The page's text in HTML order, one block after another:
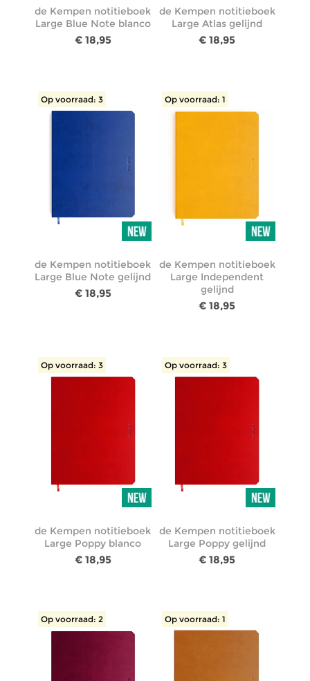
de Kempen notitieboek
Large Blue Note blanco
€ 18,95
de Kempen notitieboek
Large Atlas gelijnd
€ 18,95
Op voorraad: 3
de Kempen notitieboek
Large Blue Note gelijnd
€ 18,95
Op voorraad: 1
de Kempen notitieboek
Large Independent
gelijnd
€ 18,95
Op voorraad: 3
de Kempen notitieboek
Large Poppy blanco
€ 18,95
Op voorraad: 3
de Kempen notitieboek
Large Poppy gelijnd
€ 18,95
Op voorraad: 2 Op voorraad: 1